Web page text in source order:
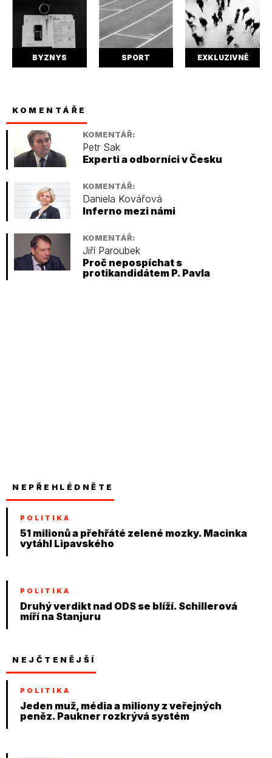
BYZNYS SPORT EXKLUZIVNĚ
KOMENTÁŘE
KOMENTÁŘ:
Petr Sak
Experti a odborníci v Česku
KOMENTÁŘ:
Daniela Kovářová
Inferno mezi námi
KOMENTÁŘ:
Jiří Paroubek
Proč nepospíchat s
protikandidátem P. Pavla
NEPŘEHLÉDNĚTE
POLITIKA
51 milionů a přehřáté zelené mozky. Macinka
vytáhl Lipavského
POLITIKA
Druhý verdikt nad ODS se blíží. Schillerová
míří na Stanjuru
NEJČTENĚJŠÍ
POLITIKA
Jeden muž, média a miliony z veřejných
peněz. Paukner rozkrývá systém